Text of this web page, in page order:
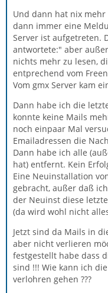
Und dann hat nix
dann immer eine
Server ist aufgetreten.
antwortete:" aber
nichts mehr zu lesen,
entprechend vom
Vom gmx Server kam
Dann habe ich die
konnte keine Mails
noch einpaar Mal
Emailadressen die
Dann habe ich alle
hat) entfernt. Kein
Eine Neuinstallation
gebracht, außer daß
der Neuinst diese
(da wird wohl nicht
Jetzt sind da Mails in
aber nicht verlieren
festgestellt habe dass
sind !!! Wie kann ich
verlohren gehen ???